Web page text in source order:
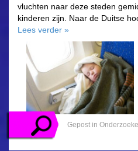
vluchten naar deze steden
kinderen zijn. Naar de Duitse
Lees verder »
Gepost in